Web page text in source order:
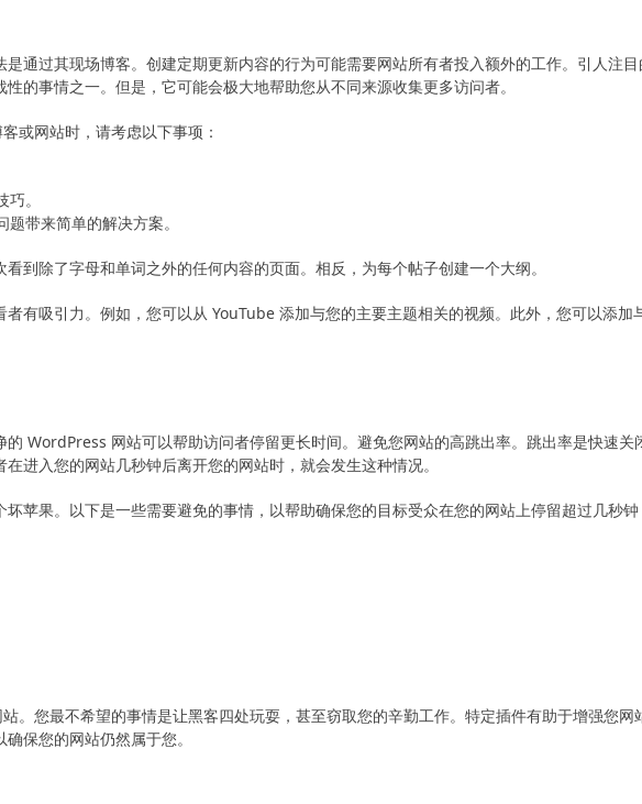
通过其现场博客。创建定期更新内容的行为可能需要网站所有者投​​入额外的工作。引人注目
的事情之一。但是，它可能会极大地帮助您从不同来源收集更多访问者。
或网站时，请考虑以下事项：
。
带来简单的解决方案。
到除了字母和单词之外的任何内容的页面。相反，为每个帖子创建一个大纲。
有吸引力。例如，您可以从 YouTube 添加与您的主要主题相关的视频。此外，您可以添加
WordPress 网站可以帮助访问者停留更长时间。避免您网站的高跳出率。跳出率是快速关
进入您的网站几秒钟后离开您的网站时，就会发生这种情况。
苹果。以下是一些需要避免的事情，以帮助确保您的目标受众在您的网站上停留超过几秒钟
。您最不希望的事情是让黑客四处玩耍，甚至窃取您的辛勤工作。特定插件有助于增强您网
保您的网站仍然属于您。